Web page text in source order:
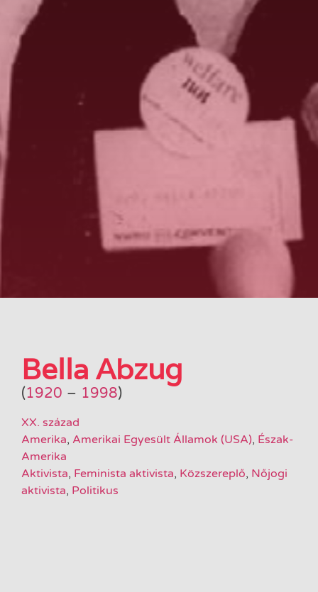
Bella Abzug
(1920 – 1998)
XX. század
Amerika, Amerikai Egyesült Államok (USA), Észak-
Amerika
Aktivista, Feminista aktivista, Közszereplő, Nőjogi
aktivista, Politikus